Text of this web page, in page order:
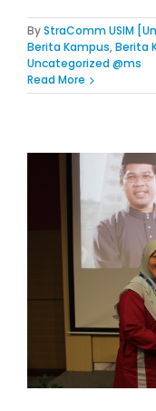
ByStraComm USIM
Berita Kampus,Berita
Uncategorized @ms
Read More